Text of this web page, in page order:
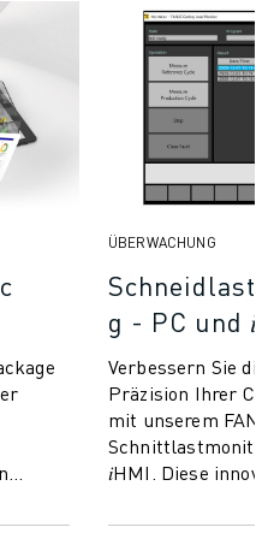
-GEWINDESCHNEIDEN
ÜBERWACHUNG
g - PC und
Verbessern Sie
Präzision Ihrer
mit unserem
𝑖HMI. Diese
Echtzeit direkt auf